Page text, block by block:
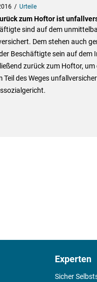
Urteile
zum Hoftor ist
sind auf dem
Dem stehen auch
Beschäftigte sein auf dem
zurück zum Hoftor,
Teil des Weges
Experten
Sicher